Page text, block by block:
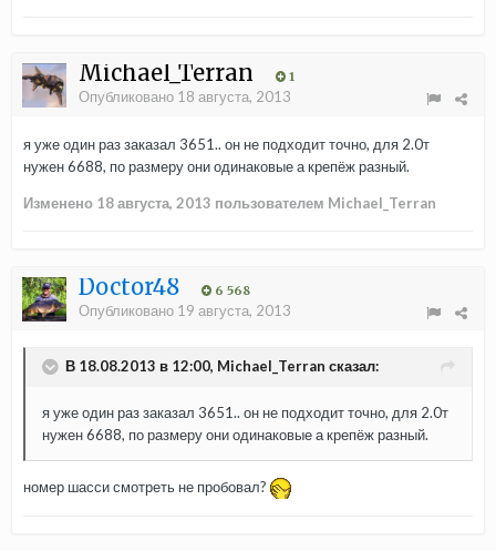
Michael_Terran 1
Опубликовано 18 августа, 2013
я уже один раз заказал 3651.. он не подходит точно, для 2.0т
нужен 6688, по размеру они одинаковые а крепёж разный.
Изменено 18 августа, 2013 пользователем Michael_Terran
Doctor48 6 568
Опубликовано 19 августа, 2013
В 18.08.2013 в 12:00, Michael_Terran сказал:
я уже один раз заказал 3651.. он не подходит точно, для 2.0т
нужен 6688, по размеру они одинаковые а крепёж разный.
номер шасси смотреть не пробовал?